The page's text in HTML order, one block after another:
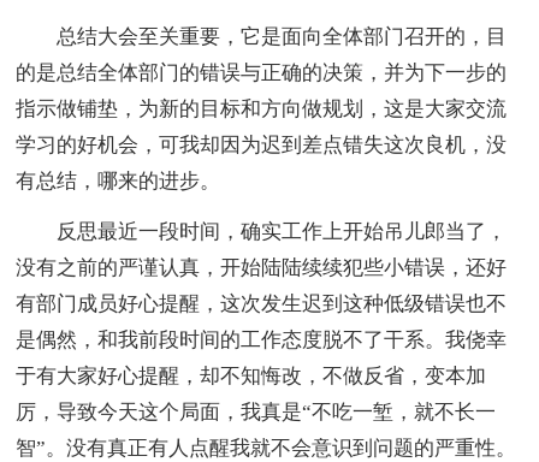
总结大会至关重要，它是面向全体部门召开的，目
的是总结全体部门的错误与正确的决策，并为下一步的
指示做铺垫，为新的目标和方向做规划，这是大家交流
学习的好机会，可我却因为迟到差点错失这次良机，没
有总结，哪来的进步。
反思最近一段时间，确实工作上开始吊儿郎当了，
没有之前的严谨认真，开始陆陆续续犯些小错误，还好
有部门成员好心提醒，这次发生迟到这种低级错误也不
是偶然，和我前段时间的工作态度脱不了干系。我侥幸
于有大家好心提醒，却不知悔改，不做反省，变本加
厉，导致今天这个局面，我真是“不吃一堑，就不长一
智”。没有真正有人点醒我就不会意识到问题的严重性。